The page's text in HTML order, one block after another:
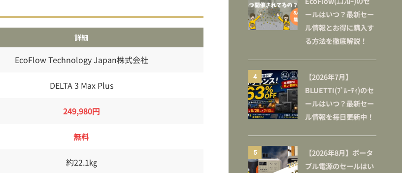
詳細
EcoFlow Technology Japan株式会社
DELTA 3 Max Plus
249,980円
無料
約22.1㎏
ールはいつ？最新セー
ル情報とお得に購入す
る方法を徹底解説！
4
【2026年7月】
BLUETTI(ﾌﾞﾙｰﾃｨ)のセ
ールはいつ？最新セー
ル情報を毎日更新中！
5
【2026年8月】ポータ
ブル電源のセールはい